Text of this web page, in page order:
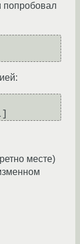
попробовал
месте)